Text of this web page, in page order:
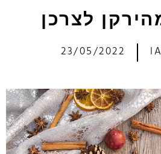
לצרכן
23/05/2022